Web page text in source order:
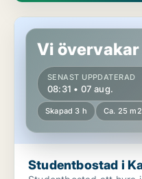
Studentbostad i Kalmar
Vi
SENAST UPPDATERAD
08:31 • 07 aug.
Skapad 3 h Ca. 25 m2
Studentbostad i